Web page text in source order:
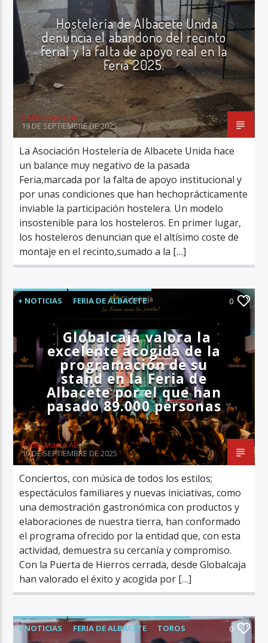
Hostelería de Albacete Unida
denuncia el abandono del recinto
ferial y la falta de apoyo real en la
Feria 2025.
Radio Marca AB
19 DE SEPTIEMBRE DE 2025
La Asociación Hostelería de Albacete Unida hace
un balance muy negativo de la pasada
Feria,marcada por la falta de apoyo institucional y
por unas condiciones que han hechoprácticamente
inviable la participación hostelera. Un modelo
insostenible para los hosteleros. En primer lugar,
los hosteleros denuncian que el altísimo coste de
montaje en el recinto,sumado a la […]
+ NOTICIAS
FERIA DE ALBACETE
ÚLTIMA HORA
0
Globalcaja valora la
excelente acogida de la
programación de su
stand en la Feria de
Albacete por el que han
pasado 89.000 personas
Radio Marca AB
19 DE SEPTIEMBRE DE 2025
Conciertos, con música de todos los estilos;
espectáculos familiares y nuevas iniciativas, como
una demostración gastronómica con productos y
elaboraciones de nuestra tierra, han conformado
el programa ofrecido por la entidad que, con esta
actividad, demuestra su cercanía y compromiso.
Con la Puerta de Hierros cerrada, desde Globalcaja
han valorado el éxito y acogida por […]
+ NOTICIAS FERIA DE ALBACETE
TOROS
0